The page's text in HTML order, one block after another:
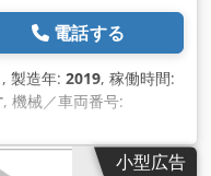
電話する
, 製造年: 2019, 稼働時間:
, 機械／車両番号:
ム）
電流の種類:三相,
小型広告